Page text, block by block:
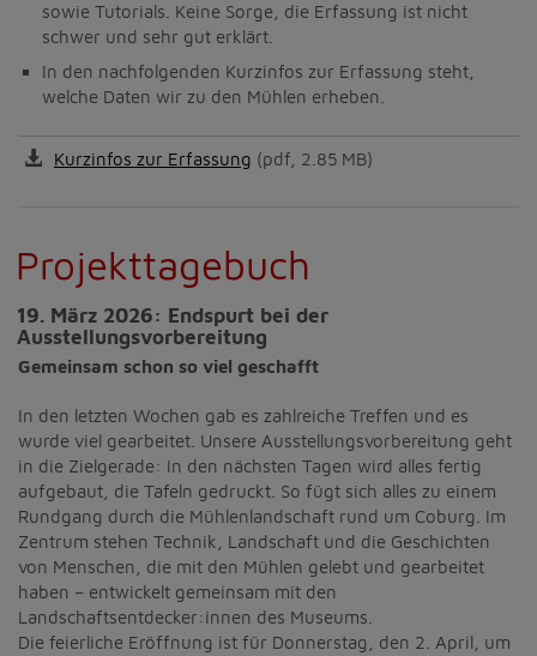
sowie Tutorials. Keine Sorge, die Erfassung ist nicht
schwer und sehr gut erklärt.
In den nachfolgenden Kurzinfos zur Erfassung steht,
welche Daten wir zu den Mühlen erheben.
Kurzinfos zur Erfassung (pdf, 2.85 MB)
Projekttagebuch
19. März 2026: Endspurt bei der
Ausstellungsvorbereitung
Gemeinsam schon so viel geschafft
In den letzten Wochen gab es zahlreiche Treffen und es
wurde viel gearbeitet. Unsere Ausstellungsvorbereitung geht
in die Zielgerade: In den nächsten Tagen wird alles fertig
aufgebaut, die Tafeln gedruckt. So fügt sich alles zu einem
Rundgang durch die Mühlenlandschaft rund um Coburg. Im
Zentrum stehen Technik, Landschaft und die Geschichten
von Menschen, die mit den Mühlen gelebt und gearbeitet
haben – entwickelt gemeinsam mit den
Landschaftsentdecker:innen des Museums.
Die feierliche Eröffnung ist für Donnerstag, den 2. April, um